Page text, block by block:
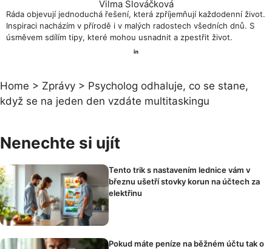
Vilma Slováčková
Ráda objevují jednoduchá řešení, která zpříjemňují každodenní život.
Inspiraci nacházím v přírodě i v malých radostech všedních dnů. S
úsměvem sdílím tipy, které mohou usnadnit a zpestřit život.
Home > Zprávy > Psycholog odhaluje, co se stane,
když se na jeden den vzdáte multitaskingu
Nenechte si ujít
Tento trik s nastavením lednice vám v
březnu ušetří stovky korun na účtech za
elektřinu
Pokud máte peníze na běžném účtu tak o